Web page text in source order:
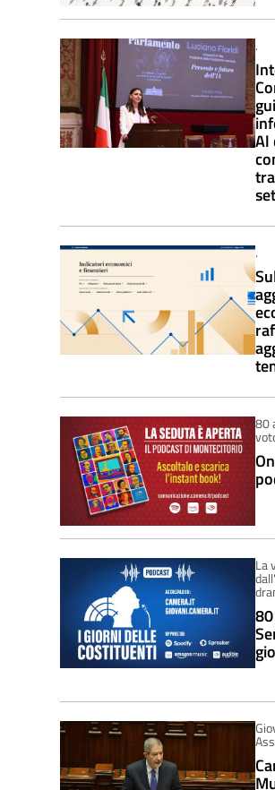
.
Al
.
80
La